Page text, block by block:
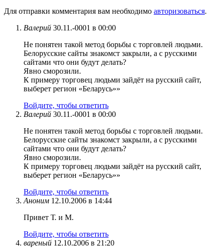
Для отправки комментария вам необходимо авторизоваться.
Валерий 30.11.-0001 в 00:00
Не понятен такой метод борьбы с торговлей людьми.
Белорусские сайты знакомст закрыли, а с русскими
сайтами что они будут делать?
Явно сморозили.
К примеру торговец людьми зайдёт на русский сайт,
выберет регион «Беларусь»»
Войдите, чтобы ответить
Валерий 30.11.-0001 в 00:00
Не понятен такой метод борьбы с торговлей людьми.
Белорусские сайты знакомст закрыли, а с русскими
сайтами что они будут делать?
Явно сморозили.
К примеру торговец людьми зайдёт на русский сайт,
выберет регион «Беларусь»»
Войдите, чтобы ответить
Аноним 12.10.2006 в 14:44
Привет Т. и М.
Войдите, чтобы ответить
вареный 12.10.2006 в 21:20